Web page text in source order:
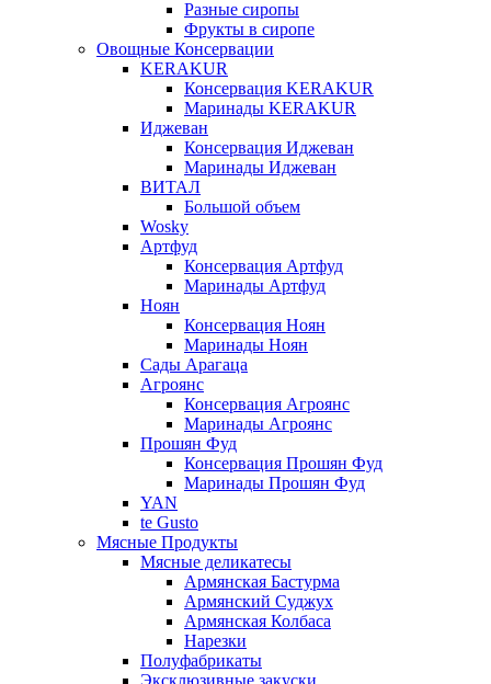
Разные сиропы
Фрукты в сиропе
Овощные Консервации
KERAKUR
Консервация KERAKUR
Маринады KERAKUR
Иджеван
Консервация Иджеван
Маринады Иджеван
ВИТАЛ
Большой объем
Wosky
Артфуд
Консервация Артфуд
Маринады Артфуд
Ноян
Консервация Ноян
Маринады Ноян
Сады Арагаца
Агроянс
Консервация Агроянс
Маринады Агроянс
Прошян Фуд
Консервация Прошян Фуд
Маринады Прошян Фуд
YAN
te Gusto
Мясные Продукты
Мясные деликатесы
Армянская Бастурма
Армянский Суджух
Армянская Колбаса
Нарезки
Полуфабрикаты
Эксклюзивные закуски